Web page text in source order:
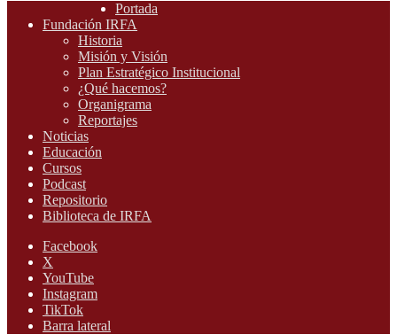
Portada
Fundación IRFA
Historia
Misión y Visión
Plan Estratégico Institucional
¿Qué hacemos?
Organigrama
Reportajes
Noticias
Educación
Cursos
Podcast
Repositorio
Biblioteca de IRFA
Facebook
X
YouTube
Instagram
TikTok
Barra lateral